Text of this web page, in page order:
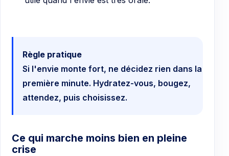
Règle pratique
Si l'envie monte fort, ne décidez rien dans la
première minute. Hydratez-vous, bougez,
attendez, puis choisissez.
Ce qui marche moins bien en pleine
crise